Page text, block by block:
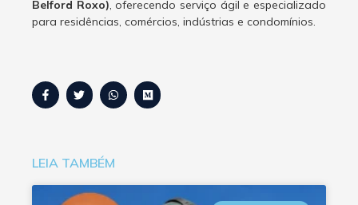
Belford Roxo), oferecendo serviço ágil e especializado
para residências, comércios, indústrias e condomínios.
LEIA TAMBÉM